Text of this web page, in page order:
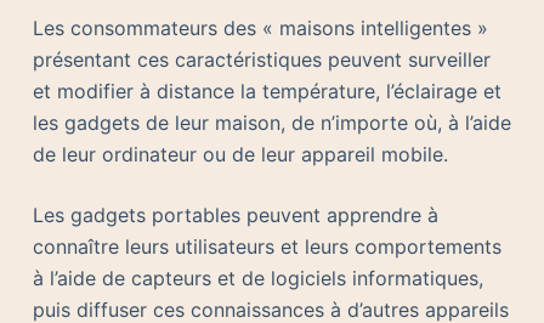
Les consommateurs des « maisons intelligentes »
présentant ces caractéristiques peuvent surveiller
et modifier à distance la température, l’éclairage et
les gadgets de leur maison, de n’importe où, à l’aide
de leur ordinateur ou de leur appareil mobile.
Les gadgets portables peuvent apprendre à
connaître leurs utilisateurs et leurs comportements
à l’aide de capteurs et de logiciels informatiques,
puis diffuser ces connaissances à d’autres appareils